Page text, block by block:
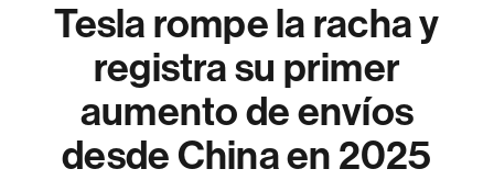
Tesla rompe la racha y
registra su primer
aumento de envíos
desde China en 2025